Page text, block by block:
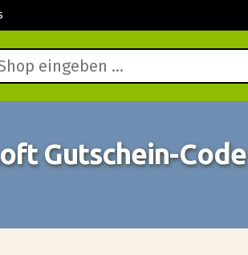
Gutschein-Code